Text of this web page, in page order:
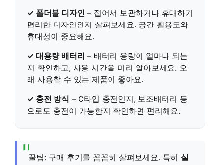
✓ 폴더블 디자인 – 접어서 보관하거나 휴대하기
편리한 디자인인지 살펴보세요. 공간 활용도와
휴대성이 중요해요.
✓ 대용량 배터리 – 배터리 용량이 얼마나 되는
지 확인하고, 사용 시간을 미리 알아보세요. 오
래 사용할 수 있는 제품이 좋아요.
✓ 충전 방식 – C타입 충전인지, 보조배터리 등
으로도 충전이 가능한지 확인하면 편리해요.
꿀팁: 구매 후기를 꼼꼼히 살펴보세요. 특히 실